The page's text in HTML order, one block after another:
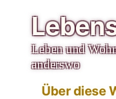
springenLeben und
anderswo
Über diese